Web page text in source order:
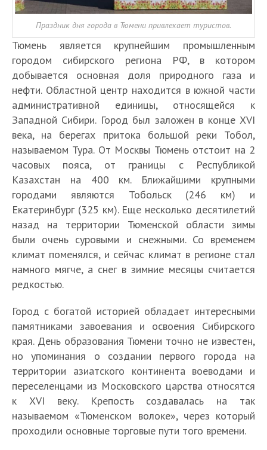
Праздник дня города в Тюмени привлекает туристов.
Тюмень является крупнейшим промышленным
городом сибирского региона РФ, в котором
добывается основная доля природного газа и
нефти. Областной центр находится в южной части
административной единицы, относящейся к
Западной Сибири. Город был заложен в конце XVI
века, на берегах притока большой реки Тобол,
называемом Тура. От Москвы Тюмень отстоит на 2
часовых пояса, от границы с Республикой
Казахстан на 400 км. Ближайшими крупными
городами являются Тобольск (246 км) и
Екатеринбург (325 км). Еще несколько десятилетий
назад на территории Тюменской области зимы
были очень суровыми и снежными. Со временем
климат поменялся, и сейчас климат в регионе стал
намного мягче, а снег в зимние месяцы считается
редкостью.
Город с богатой историей обладает интересными
памятниками завоевания и освоения Сибирского
края. День образования Тюмени точно не известен,
но упоминания о создании первого города на
территории азиатского континента воеводами и
переселенцами из Московского царства относятся
к XVI веку. Крепость создавалась на так
называемом «Тюменском волоке», через который
проходили основные торговые пути того времени.